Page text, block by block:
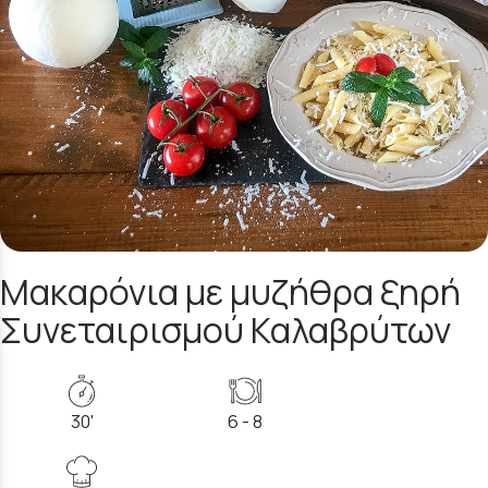
Μακαρόνια με μυζήθρα ξηρή
Συνεταιρισμού Καλαβρύτων
30' 6 - 8